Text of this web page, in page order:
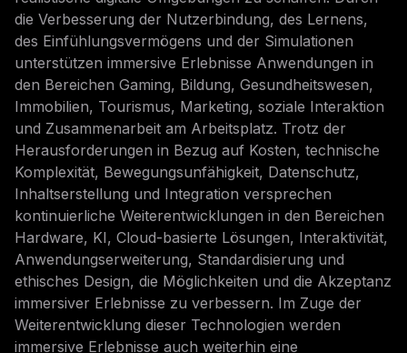
die Verbesserung der Nutzerbindung, des Lernens,
des Einfühlungsvermögens und der Simulationen
unterstützen immersive Erlebnisse Anwendungen in
den Bereichen Gaming, Bildung, Gesundheitswesen,
Immobilien, Tourismus, Marketing, soziale Interaktion
und Zusammenarbeit am Arbeitsplatz. Trotz der
Herausforderungen in Bezug auf Kosten, technische
Komplexität, Bewegungsunfähigkeit, Datenschutz,
Inhaltserstellung und Integration versprechen
kontinuierliche Weiterentwicklungen in den Bereichen
Hardware, KI, Cloud-basierte Lösungen, Interaktivität,
Anwendungserweiterung, Standardisierung und
ethisches Design, die Möglichkeiten und die Akzeptanz
immersiver Erlebnisse zu verbessern. Im Zuge der
Weiterentwicklung dieser Technologien werden
immersive Erlebnisse auch weiterhin eine